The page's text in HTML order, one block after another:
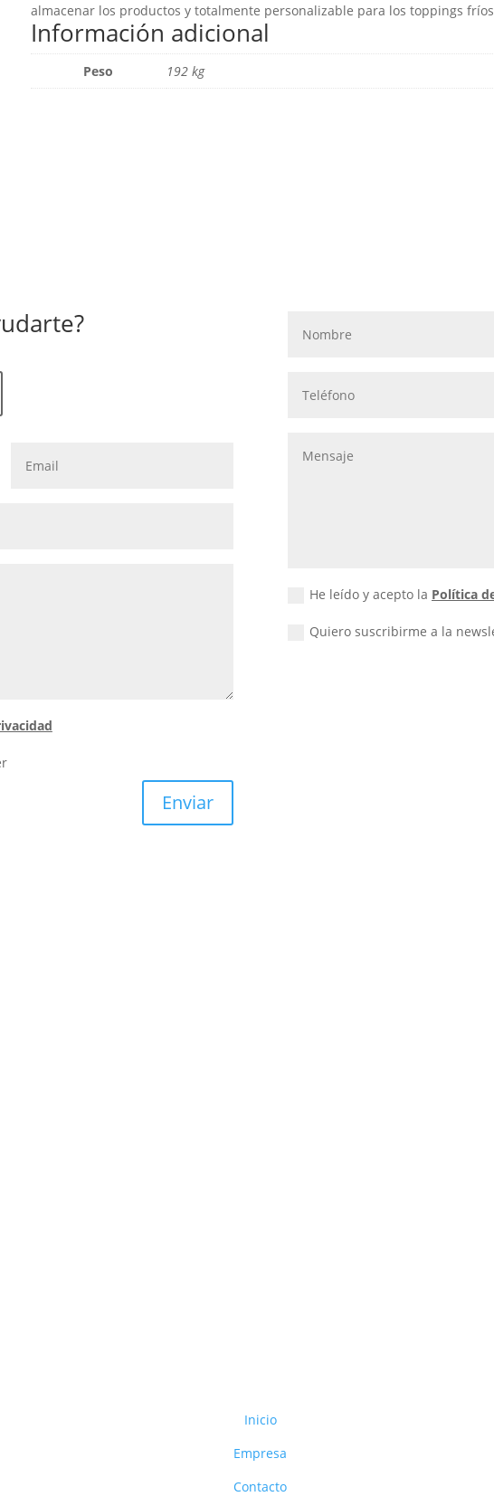
almacenar los productos y totalmente personalizable para los toppings
Información adicional
Peso 192 kg
Enviar
He leído y acepto la Política
Quiero suscribirme a la
Inicio
Empresa
Contacto